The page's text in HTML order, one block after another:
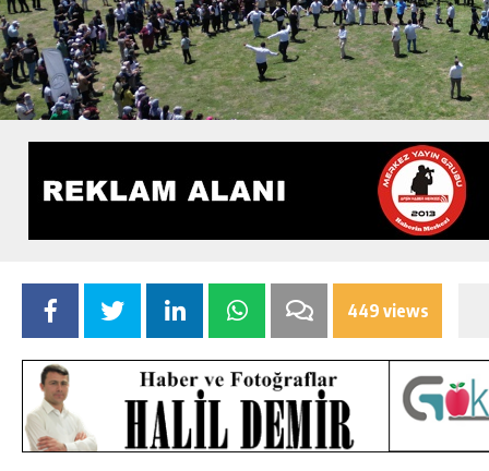
449 views